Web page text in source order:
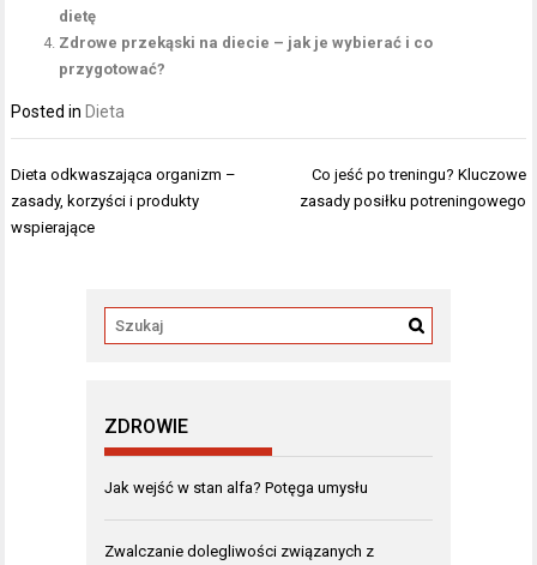
dietę
Zdrowe przekąski na diecie – jak je wybierać i co
przygotować?
Posted inDieta
Nawigacja
wpisu
Dieta odkwaszająca organizm –
zasady, korzyści i produkty
wspierające
Co jeść po treningu? Kluczowe
zasady posiłku potreningowego
ZDROWIE
Jak wejść w stan alfa? Potęga umysłu
Zwalczanie dolegliwości związanych z